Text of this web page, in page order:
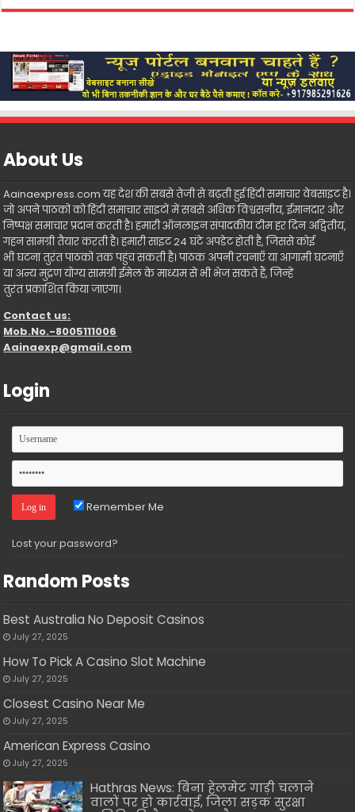
About Us
Aainaexpress.com यह देश की सबसे तेजी से बढ़ती हुई हिंदी समाचार वेबसाइट है।
जो अपने पाठकों को हिंदी समाचार साइटों में सबसे अधिक विश्वसनीय, ईमानदार और
निष्पक्ष समाचार प्रदान करती है। हमारी ऑनलाइन संपादकीय टीम हर दिन अद्वितीय,
गहन सामग्री तैयार करती है। हमारी साइट 24 घंटे अपडेट होती है, जिससे कोई
भी घटना तुरंत पाठकों तक पहुंच सकती है। पाठक अपनी रचनाएँ या आगामी घटनाएँ
या अन्य मुद्रण योग्य सामग्री ईमेल के माध्यम से भी भेज सकते हैं, जिन्हें
तुरंत प्रकाशित किया जाएगा।
Contact us:
Mob.No.-8005111006
Aainaexp@gmail.com
Login
Remember Me
Lost your password?
Random Posts
Best Australia No Deposit Casinos
July 27, 2025
How To Pick A Casino Slot Machine
July 27, 2025
Closest Casino Near Me
July 27, 2025
American Express Casino
July 27, 2025
Hathras News: बिना हेलमेट गाड़ी चलाने
वालों पर हो कार्रवाई, जिला सड़क सुरक्षा